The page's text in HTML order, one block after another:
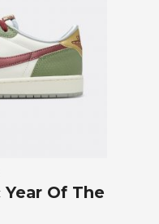
Of The